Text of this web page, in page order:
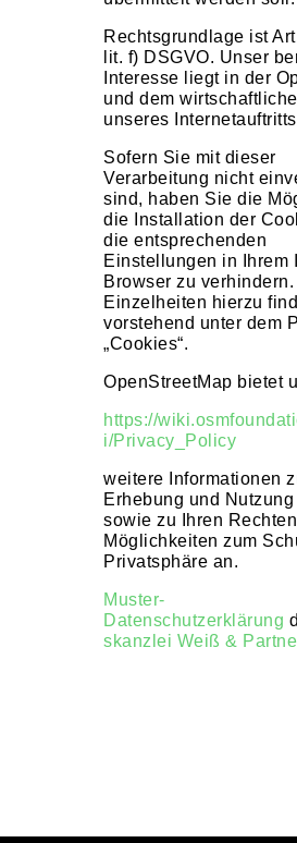
Rechtsgrundlage ist
lit. f) DSGVO. Unser
Interesse liegt in der
und dem
unseres
Sofern Sie mit dieser
Verarbeitung nicht
sind, haben Sie die
die Installation der
die entsprechenden
Einstellungen in Ihrem
Browser zu verhindern.
Einzelheiten hierzu
vorstehend unter dem
„Cookies“.
OpenStreetMap bietet
https://
i/Privacy_Policy
weitere Informationen
Erhebung und
sowie zu Ihren
Möglichkeiten zum
Privatsphäre an.
Muster-
Datenschutzerklärung
skanzlei Weiß &